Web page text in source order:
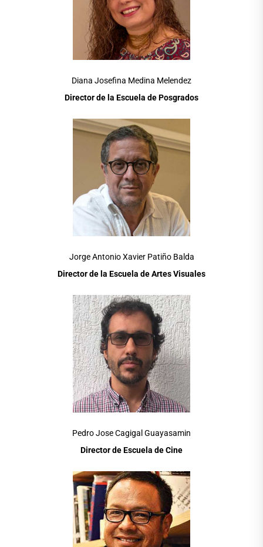
Diana Josefina Medina Melendez
Director de la Escuela de Posgrados
Jorge Antonio Xavier Patiño Balda
Director de la Escuela de Artes Visuales
Pedro Jose Cagigal Guayasamin
Director de Escuela de Cine